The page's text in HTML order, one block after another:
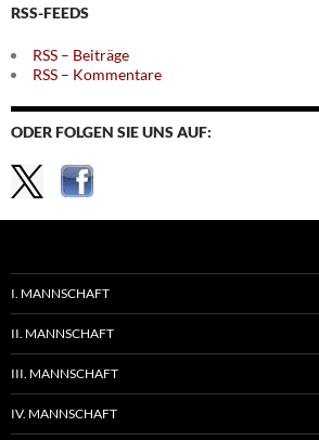
RSS-FEEDS
RSS – Beiträge
RSS – Kommentare
ODER FOLGEN SIE UNS AUF:
I. MANNSCHAFT
II. MANNSCHAFT
III. MANNSCHAFT
IV. MANNSCHAFT